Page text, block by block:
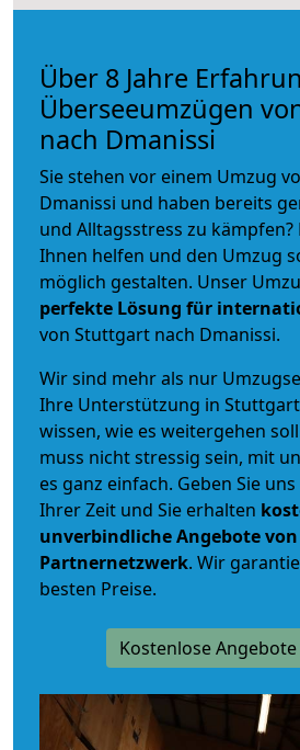
Über 8 Jahre
Überseeumzügen
nach Dmanissi
Sie stehen vor einem Umzug
Dmanissi und haben bereits
und Alltagsstress zu kämpfen?
Ihnen helfen und den Umzug
möglich gestalten. Unser
perfekte Lösung für
von Stuttgart nach Dmanissi.
Wir sind mehr als nur
Ihre Unterstützung in
wissen, wie es weitergehen
muss nicht stressig sein, mit
es ganz einfach. Geben Sie
Ihrer Zeit und Sie erhalten
unverbindlicheAngebote
Partnernetzwerk. Wir
besten Preise.
Kostenlose